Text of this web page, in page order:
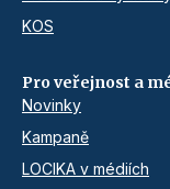
KOS
Pro veřejnost a
Novinky
Kampaně
LOCIKA v médiích